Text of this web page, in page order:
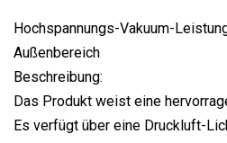
Hochspannungs-Vakuum-
Außenbereich
Beschreibung:
Das Produkt weist eine
Es verfügt über eine Druckluft-